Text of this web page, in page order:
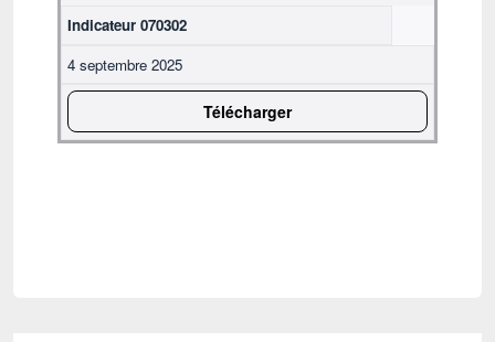
Indicateur 070302
4 septembre 2025
Télécharger